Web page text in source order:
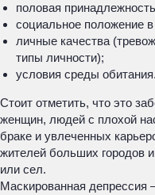
половая
социальное положение
личные качества
типы личности);
условия среды обитания.
Стоит отметить, что это
женщин, людей с плохой
браке и увлеченных
жителей больших городов
или сел.
Маскированная депрессия